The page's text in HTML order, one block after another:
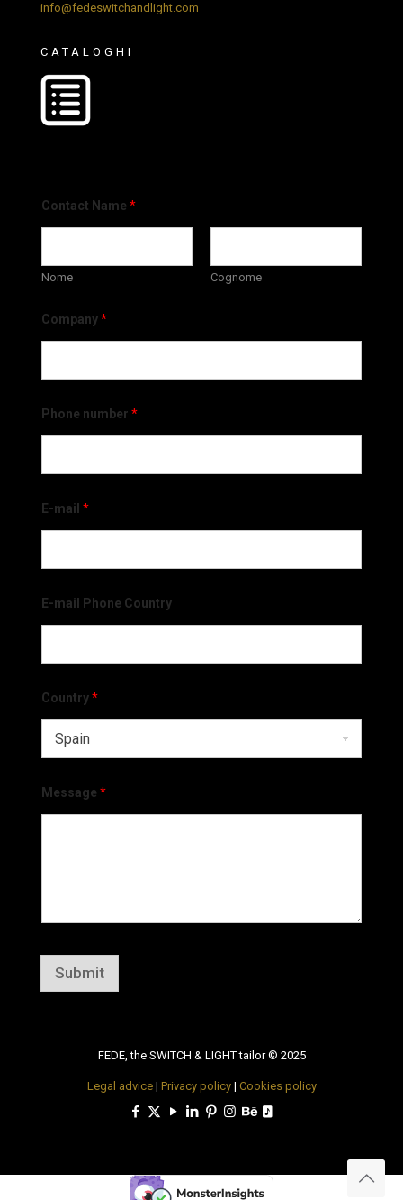
info@fedeswitchandlight.com
CATALOGHI
Contact Name *
Nome Cognome
Company*
Phone number *
E-mail *
E-mail Phone Country
Country*
Message *
Submit
FEDE, the SWITCH & LIGHT tailor © 2025
Legal advice| Privacy policy| Cookies policy